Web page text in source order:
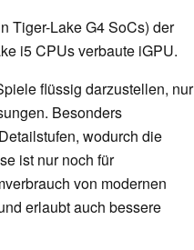
Tiger-Lake G4 SoCs) der
i5 CPUs verbaute iGPU.
flüssig darzustellen, nur
Besonders
wodurch die
ist nur noch für
von modernen
erlaubt auch bessere